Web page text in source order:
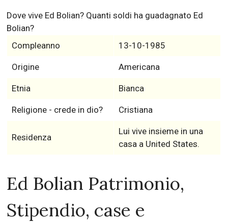
Dove vive Ed Bolian? Quanti soldi ha guadagnato Ed
Bolian?
Compleanno
13-10-1985
Origine Americana
Etnia Bianca
Religione - crede in dio? Cristiana
Residenza
Lui vive insieme in una
casa a United States.
Ed Bolian Patrimonio,
Stipendio, case e